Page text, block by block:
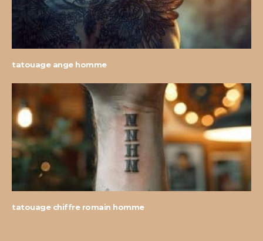
tatouage ange homme
tatouage chiffre romain homme